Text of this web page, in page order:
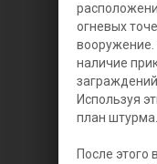
огневых
вооружение.
наличие
Используя
план штурма.
После этого